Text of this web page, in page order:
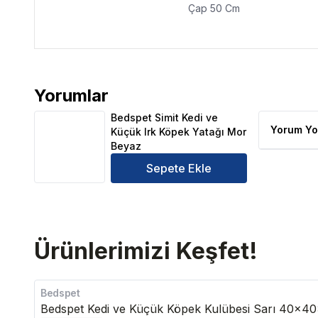
Çap 50 Cm
Yorumlar
Bedspet Simit Kedi ve Küçük Irk Köpek Yatağı Mor
Bedspet Simit Kedi ve
Küçük Irk Köpek Yatağı Mor
Beyaz
Sepete Ekle
Yorum
Ürünlerimizi Keşfet!
Bedspet
Bedspet Kedi ve Küçük Köpek Kulübesi Sarı